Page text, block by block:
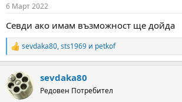
s
6 Март 2022
Севди ако имам възможност ще дойда
R
e
c
t
i
sevdaka80,sts1969 и petkof
sevdaka80
Редовен Потребител